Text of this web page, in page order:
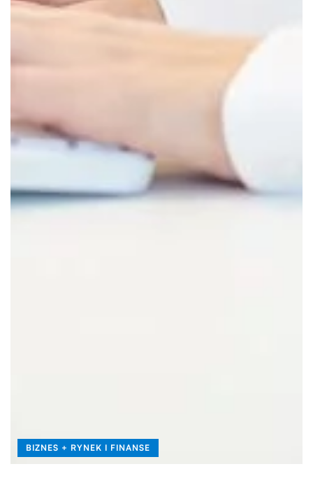
BIZNES + RYNEK I FINANSE